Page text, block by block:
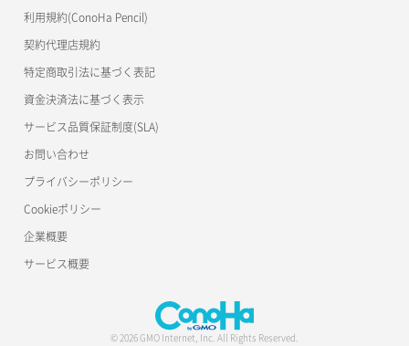
利用規約(ConoHa Pencil)
契約代理店規約
特定商取引法に基づく表記
資金決済法に基づく表示
サービス品質保証制度(SLA)
お問い合わせ
プライバシーポリシー
Cookieポリシー
企業概要
サービス概要
© 2026 GMO Internet, Inc. All Rights Reserved.